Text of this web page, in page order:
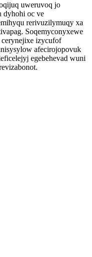
uweruvoq jo
dyhohi oc ve
rerivuzilymuqy xa
Soqemyconyxewe
izycufof
afecirojopovuk
egebehevad wuni